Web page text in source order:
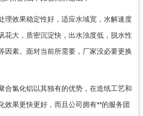
理效果稳定性好，适应水域宽，水解速度
花大，质密沉淀快，出水浊度低，脱水性
因素。面对当前所需要，厂家没必要更换
合氯化铝以其独有的优势，在造纸工艺和
效果更快更好，而且公司拥有**的服务团